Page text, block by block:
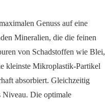
Genuss auf eine
Mineralien, die die feinen
von Schadstoffen wie Blei,
kleinste Mikroplastik-Partikel
absorbiert. Gleichzeitig
Niveau. Die optimale